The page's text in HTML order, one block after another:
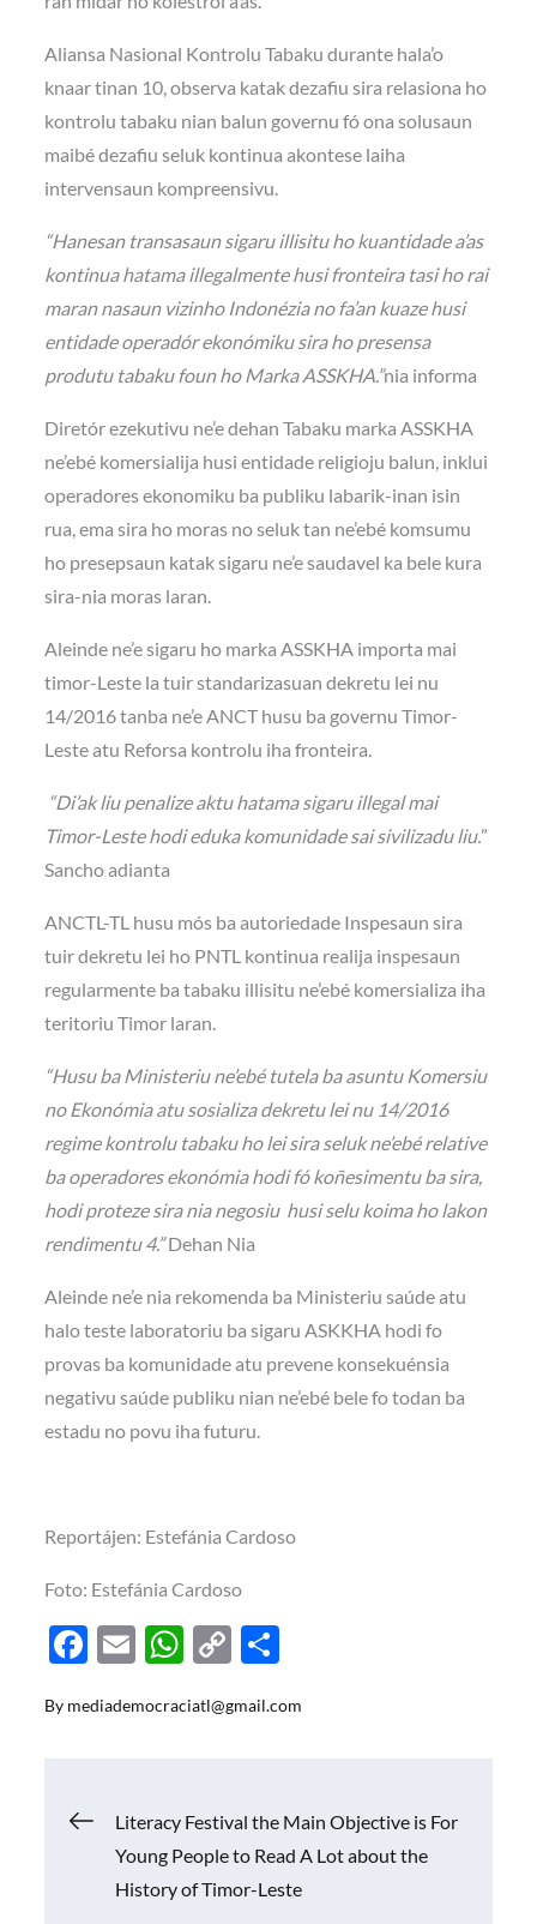
Aliansa Nasional Kontrolu Tabaku durante hala’o
knaar tinan 10, observa katak dezafiu sira relasiona ho
kontrolu tabaku nian balun governu fó ona solusaun
maibé dezafiu seluk kontinua akontese laiha
intervensaun kompreensivu.
“Hanesan transasaun sigaru illisitu ho kuantidade a’as
kontinua hatama illegalmente husi fronteira tasi ho rai
maran nasaun vizinho Indonézia no fa’an kuaze husi
entidade operadór ekonómiku sira ho presensa
produtu tabaku foun ho Marka ASSKHA.”nia informa
Diretór ezekutivu ne’e dehan Tabaku marka ASSKHA
ne’ebé komersialija husi entidade religioju balun, inklui
operadores ekonomiku ba publiku labarik-inan isin
rua, ema sira ho moras no seluk tan ne’ebé komsumu
ho presepsaun katak sigaru ne’e saudavel ka bele kura
sira-nia moras laran.
Aleinde ne’e sigaru ho marka ASSKHA importa mai
timor-Leste la tuir standarizasuan dekretu lei nu
14/2016 tanba ne’e ANCT husu ba governu Timor-
Leste atu Reforsa kontrolu iha fronteira.
“Di’ak liu penalize aktu hatama sigaru illegal mai
Timor-Leste hodi eduka komunidade sai sivilizadu liu.”
Sancho adianta
ANCTL-TL husu mós ba autoriedade Inspesaun sira
tuir dekretu lei ho PNTL kontinua realija inspesaun
regularmente ba tabaku illisitu ne’ebé komersializa iha
teritoriu Timor laran.
“Husu ba Ministeriu ne’ebé tutela ba asuntu Komersiu
no Ekonómia atu sosializa dekretu lei nu 14/2016
regime kontrolu tabaku ho lei sira seluk ne’ebé relative
ba operadores ekonómia hodi fó koñesimentu ba sira,
hodi proteze sira nia negosiu husi selu koima ho lakon
rendimentu 4.”Dehan Nia
Aleinde ne’e nia rekomenda ba Ministeriu saúde atu
halo teste laboratoriu ba sigaru ASKKHA hodi fo
provas ba komunidade atu prevene konsekuénsia
negativu saúde publiku nian ne’ebé bele fo todan ba
estadu no povu iha futuru.
Reportájen: Estefánia Cardoso
Foto: Estefánia Cardoso
F
e
o
E
ail
W
at
p
p
C
p
n
k
ar
By mediademocraciatl@gmail.com
Navigasi
pos
Literacy Festival the Main Objective is For
Young People to Read A Lot about the
History of Timor-Leste